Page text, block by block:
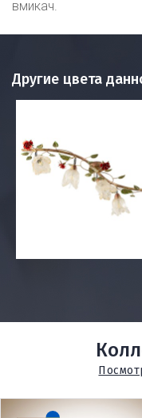
вмикач.
Другие цвета